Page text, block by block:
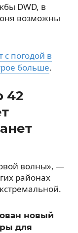
DWD, в
возможны
с погодой в
больше.
42
волны», —
районах
новый
для